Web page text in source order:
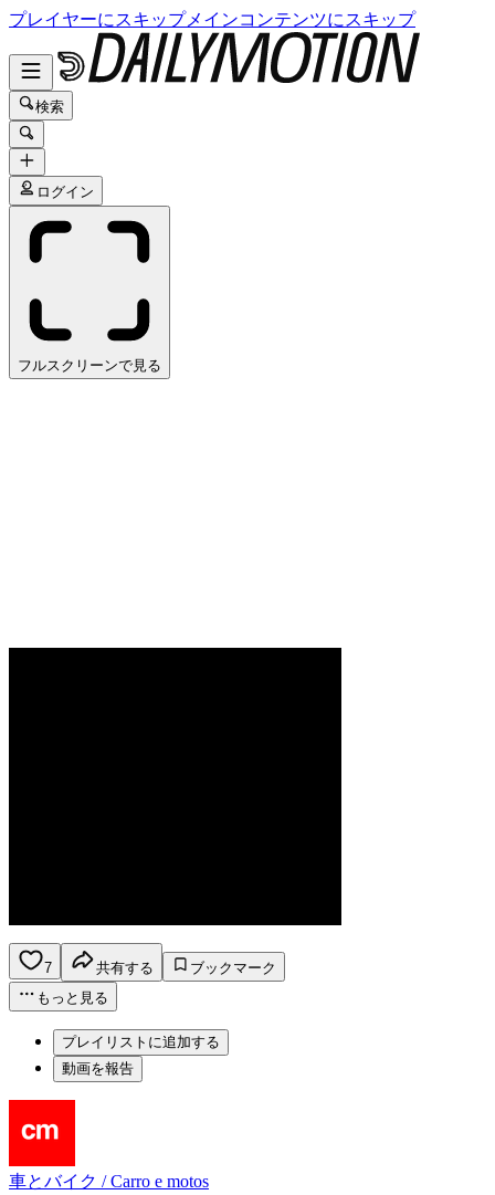
プレイヤーにスキップメインコンテンツにスキップ
検索
ログイン
フルスクリーンで見る
7 共有する
ブックマーク
もっと見る
プレイリストに追加する
動画を報告
車とバイク / Carro e motos